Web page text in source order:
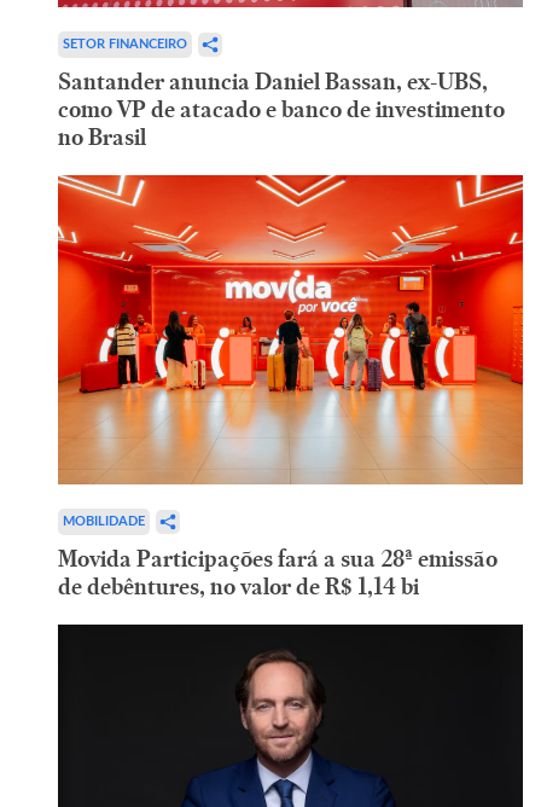
SETOR FINANCEIRO
Santander anuncia Daniel Bassan, ex-UBS,
como VP de atacado e banco de investimento
no Brasil
MOBILIDADE
Movida Participações fará a sua 28ª emissão
de debêntures, no valor de R$ 1,14 bi